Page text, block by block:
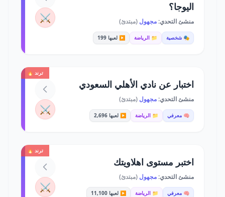
اليوجا؟
منشئ التحدي:مجهول (مبتدئ)
🎭 شخصية 📁 الرياضة ▶️ لعبها 199
⚔️
ترند 🔥
اختبار عن نادي الأهلي السعودي
منشئ التحدي:مجهول (مبتدئ)
🧠 معرفي 📁 الرياضة ▶️ لعبها 2,696 ⚔️
ترند 🔥
اختبر مستوى اهلاويتك
منشئ التحدي:مجهول (مبتدئ)
🧠 معرفي 📁 الرياضة ▶️ لعبها 11,100 ⚔️